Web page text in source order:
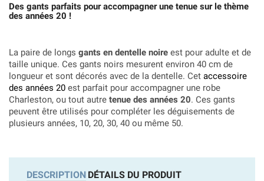
Des gants parfaits pour accompagner une tenue sur le thème
des années 20 !
La paire de longs gants en dentelle noire est pour adulte et de
taille unique. Ces gants noirs mesurent environ 40 cm de
longueur et sont décorés avec de la dentelle. Cet accessoire
des années 20 est parfait pour accompagner une robe
Charleston, ou tout autre tenue des années 20. Ces gants
peuvent être utilisés pour compléter les déguisements de
plusieurs années, 10, 20, 30, 40 ou même 50.
DESCRIPTION DÉTAILS DU PRODUIT